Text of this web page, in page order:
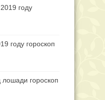
году
году гороскоп
гороскоп